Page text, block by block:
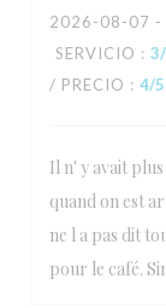
2026-08-07 -
SERVICIO : 3
/ PRECIO : 4/5
Il n' y avait
quand on est
ne l a pas dit
pour le café.